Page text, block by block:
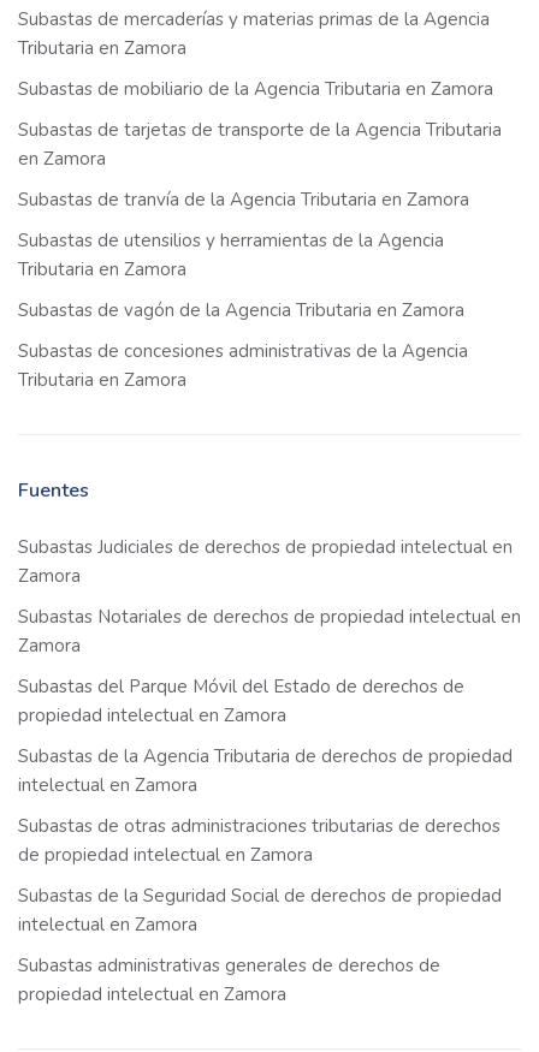
Subastas de mercaderías y materias primas de la Agencia
Tributaria en Zamora
Subastas de mobiliario de la Agencia Tributaria en Zamora
Subastas de tarjetas de transporte de la Agencia Tributaria
en Zamora
Subastas de tranvía de la Agencia Tributaria en Zamora
Subastas de utensilios y herramientas de la Agencia
Tributaria en Zamora
Subastas de vagón de la Agencia Tributaria en Zamora
Subastas de concesiones administrativas de la Agencia
Tributaria en Zamora
Fuentes
Subastas Judiciales de derechos de propiedad intelectual en
Zamora
Subastas Notariales de derechos de propiedad intelectual en
Zamora
Subastas del Parque Móvil del Estado de derechos de
propiedad intelectual en Zamora
Subastas de la Agencia Tributaria de derechos de propiedad
intelectual en Zamora
Subastas de otras administraciones tributarias de derechos
de propiedad intelectual en Zamora
Subastas de la Seguridad Social de derechos de propiedad
intelectual en Zamora
Subastas administrativas generales de derechos de
propiedad intelectual en Zamora